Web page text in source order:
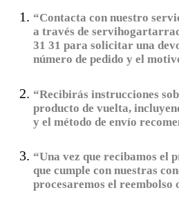
“Contacta con nuestro
a través de
31 31 para solicitar una
número de pedido y el
“Recibirás instrucciones
producto de vuelta,
y el método de envío
“Una vez que recibamos el
que cumple con nuestras
procesaremos el reembolso